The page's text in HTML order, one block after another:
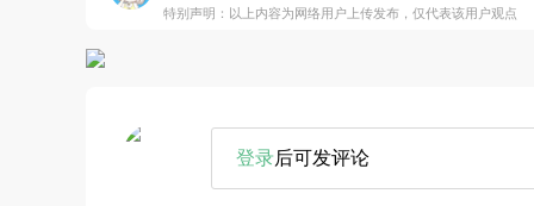
特别声明：以上内容为网络用户上传发布，仅代表该用户观点
登录后可发评论